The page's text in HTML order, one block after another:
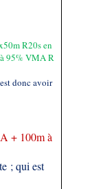
R20s en
95% VMA R
donc avoir
+ 100m à
; qui est